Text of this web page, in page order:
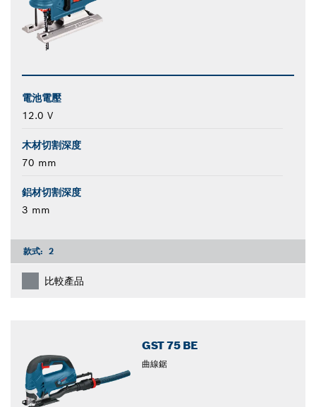
電池電壓
12.0 V
木材切割深度
70 mm
鋁材切割深度
3 mm
款式: 2
比較產品
GST 75 BE
曲線鋸